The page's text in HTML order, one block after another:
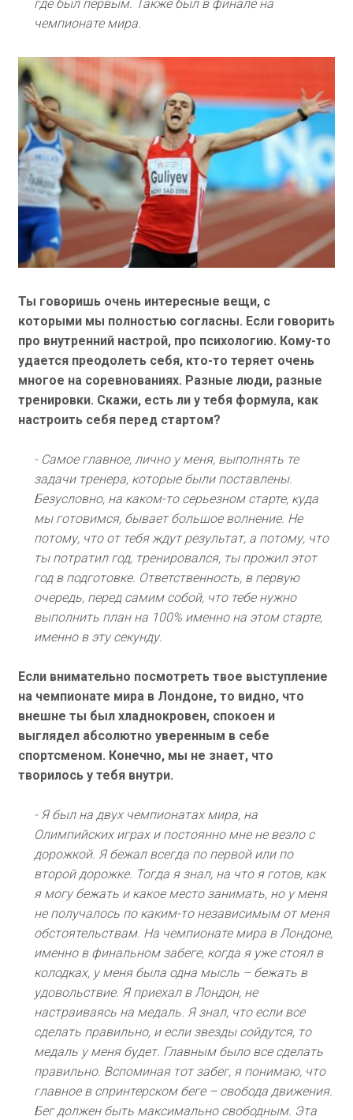
где был первым. Также был в финале на
чемпионате мира.
Ты говоришь очень интересные вещи, с
которыми мы полностью согласны. Если говорить
про внутренний настрой, про психологию. Кому-то
удается преодолеть себя, кто-то теряет очень
многое на соревнованиях. Разные люди, разные
тренировки. Скажи, есть ли у тебя формула, как
настроить себя перед стартом?
- Самое главное, лично у меня, выполнять те
задачи тренера, которые были поставлены.
Безусловно, на каком-то серьезном старте, куда
мы готовимся, бывает большое волнение. Не
потому, что от тебя ждут результат, а потому, что
ты потратил год, тренировался, ты прожил этот
год в подготовке. Ответственность, в первую
очередь, перед самим собой, что тебе нужно
выполнить план на 100% именно на этом старте,
именно в эту секунду.
Если внимательно посмотреть твое выступление
на чемпионате мира в Лондоне, то видно, что
внешне ты был хладнокровен, спокоен и
выглядел абсолютно уверенным в себе
спортсменом. Конечно, мы не знает, что
творилось у тебя внутри.
- Я был на двух чемпионатах мира, на
Олимпийских играх и постоянно мне не везло с
дорожкой. Я бежал всегда по первой или по
второй дорожке. Тогда я знал, на что я готов, как
я могу бежать и какое место занимать, но у меня
не получалось по каким-то независимым от меня
обстоятельствам. На чемпионате мира в Лондоне,
именно в финальном забеге, когда я уже стоял в
колодках, у меня была одна мысль – бежать в
удовольствие. Я приехал в Лондон, не
настраиваясь на медаль. Я знал, что если все
сделать правильно, и если звезды сойдутся, то
медаль у меня будет. Главным было все сделать
правильно. Вспоминая тот забег, я понимаю, что
главное в спринтерском беге – свобода движения.
Бег должен быть максимально свободным. Эта